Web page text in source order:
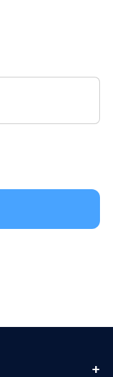
+